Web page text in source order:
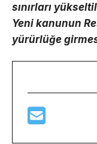
sınırları
Yeni kanunun
yürürlüğe